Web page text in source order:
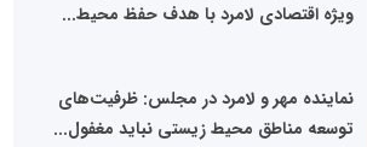
ویژه اقتصادی لامرد با هدف حفظ محیط...
نماینده مهر و لامرد در مجلس: ظرفیت‌های
توسعه مناطق محیط زیستی نباید مغفول...